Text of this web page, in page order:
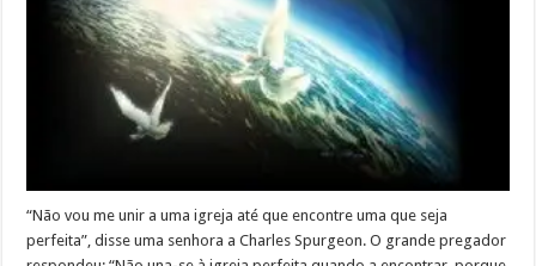
“Não vou me unir a uma igreja até que encontre uma que seja
perfeita”, disse uma senhora a Charles Spurgeon. O grande pregador